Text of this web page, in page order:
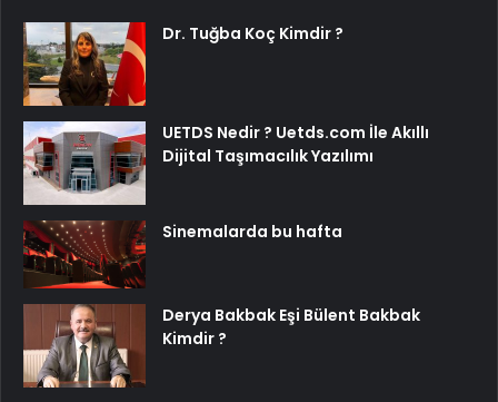
Dr. Tuğba Koç Kimdir ?
UETDS Nedir ? Uetds.com İle Akıllı
Dijital Taşımacılık Yazılımı
Sinemalarda bu hafta
Derya Bakbak Eşi Bülent Bakbak
Kimdir ?